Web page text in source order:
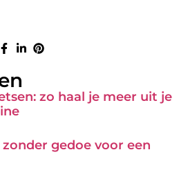
zo haal je meer uit je
gedoe voor een